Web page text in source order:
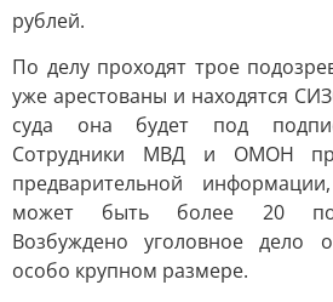
рублей.
По делу проходят трое
уже арестованы и находятся
суда она будет под
Сотрудники МВД и ОМОН
предварительной
может быть более 20
Возбуждено уголовное дело
особо крупном размере.